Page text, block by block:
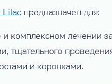
Lilacпредназначен для:
и комплексном лечении
тщательного
и коронками.